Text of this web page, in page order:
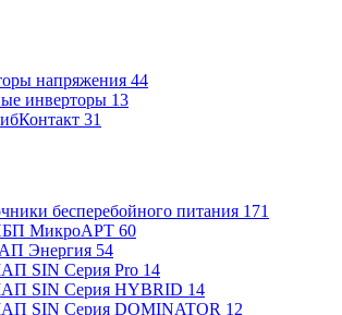
напряжения 44
инверторы 13
31
бесперебойного питания 171
МикроАРТ 60
Энергия 54
SIN Серия Pro 14
SIN Серия HYBRID 14
SIN Серия DOMINATOR 12